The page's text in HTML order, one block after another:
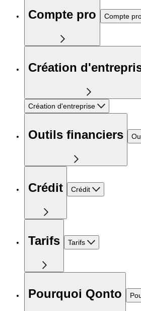
Compte pro Compte
Création
Création d'entreprise
Outils financiers
Crédit Crédit
Tarifs Tarifs
Pourquoi Qonto